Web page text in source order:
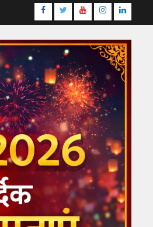
Facebook
TwitterYoutubeInstagram